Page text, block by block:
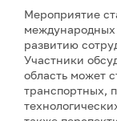
Мероприятие
развитию
Участники
область может
транспортных,